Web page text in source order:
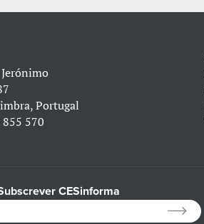
Portugal
570
CESinforma